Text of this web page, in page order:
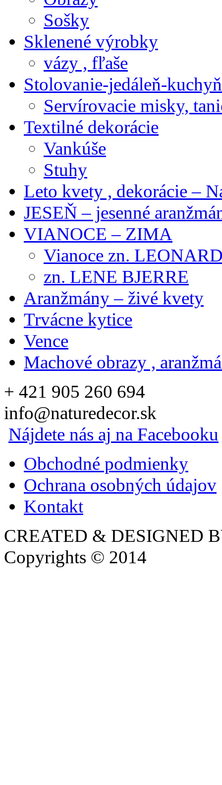
Sošky
Sklenené výrobky
vázy , fľaše
Stolovanie-jedáleň-
Servírovacie misky,
Textilné dekorácie
Vankúše
Stuhy
Leto kvety , dekorácie –
JESEŇ – jesenné
VIANOCE – ZIMA
Vianoce zn.
zn. LENE BJERRE
Aranžmány – živé kvety
Trvácne kytice
Vence
Machové obrazy ,
+ 421 905 260 694
info@naturedecor.sk
Nájdete nás aj na Facebooku
Obchodné podmienky
Ochrana osobných údajov
Kontakt
CREATED & DESIGNED
Copyrights © 2014